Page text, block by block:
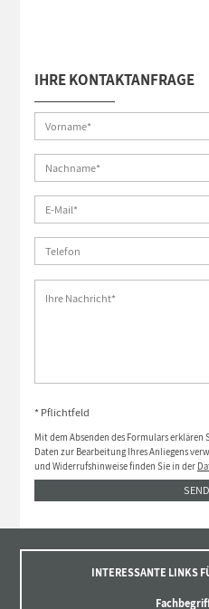
IHRE KONTAKTANFRAGE
* Pflichtfeld
Mit dem Absenden des Formulars
Daten zur Bearbeitung Ihres Anliegens
und Widerrufshinweise finden Sie in der
INTERESSANTE LINKS